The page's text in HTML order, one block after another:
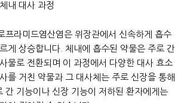
내 대사 과정
프라미드염산염은 위장관에서 신속하게 흡수
게 상승합니다. 체내에 흡수된 약물은 주로 간
물로 전환되며 이 과정에서 다양한 대사 효소
를 거친 약물과 그 대사체는 주로 신장을 통해
간 기능이나 신장 기능이 저하된 환자에게는